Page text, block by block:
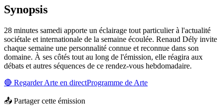
Synopsis
28 minutes samedi apporte un éclairage tout particulier à l'actualité
sociétale et internationale de la semaine écoulée. Renaud Dély invite
chaque semaine une personnalité connue et reconnue dans son
domaine. À ses côtés tout au long de l'émission, elle réagira aux
débats et autres séquences de ce rendez-vous hebdomadaire.
🔴 RegarderArte en directProgramme de Arte
📤 Partager cette émission